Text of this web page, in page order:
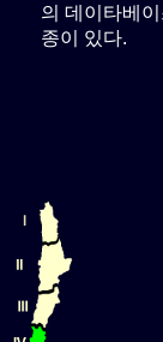
의 데이타베
종이 있다.